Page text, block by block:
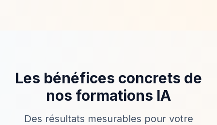
Les bénéfices concrets de
nos formations IA
Des résultats mesurables pour votre